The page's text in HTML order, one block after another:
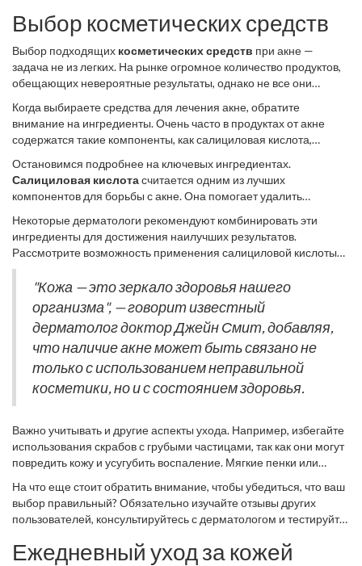
Выбор косметических средств
Выбор подходящих косметических средств при акне —
задача не из легких. На рынке огромное количество продуктов,
обещающих невероятные результаты, однако не все они
симптомы акне. Ведь то, что помогает одному человеку, может
не подойти другому. Например, кожа может быть жирной,
комбинированной или сухой, и для каждого типа требуется свой
подход.
Когда выбираете средства для лечения акне, обратите
внимание на ингредиенты. Очень часто в продуктах от акне
содержатся такие компоненты, как салициловая кислота,
воспаление и покраснение, а также предотвратить образование
новых высыпаний. Однако вы должны быть осторожны с
продуктами, содержащими большое количество спирта, так как
они могут пересушивать кожу, вызывая дополнительное
раздражение.
Остановимся подробнее на ключевых ингредиентах.
Салициловая кислотасчитается одним из лучших
компонентов для борьбы с акне. Она помогает удалить
отлично справляется с очищением кожи и предотвращением
появления акне, благодаря своей способности ускорять
обновление клеток. Эти ингредиенты работают по-разному, но
акне.
Некоторые дерматологи рекомендуют комбинировать эти
ингредиенты для достижения наилучших результатов.
Рассмотрите возможность применения салициловой кислоты
утром, а ретинола — ночью. Это поможет минимизировать
побочные эффекты и добиться максимального эффекта в
короткие сроки. Однако не стоит забывать о том, что кожа
каждого человека может реагировать на данные компоненты
по-разному. При любом дискомфорте необходимо прекратить
использование и проконсультироваться с врачом.
"Кожа — это зеркало здоровья нашего
организма", — говорит известный
дерматолог доктор Джейн Смит, добавляя,
что наличие акне может быть связано не
только с использованием неправильной
косметики, но и с состоянием здоровья.
Важно учитывать и другие аспекты ухода. Например, избегайте
использования скрабов с грубыми частицами, так как они могут
повредить кожу и усугубить воспаление. Мягкие пенки или
деликатным решением. И, конечно, не забывайте про
увлажнение. Даже если ваша кожа жирная, ей необходимо
увлажнение для поддержания баланса влаги.
На что еще стоит обратить внимание, чтобы убедиться, что ваш
выбор правильный? Обязательно изучайте отзывы других
пользователей, консультируйтесь с дерматологом и тестируйте
использованием. Подход к уходу за кожей должен быть
Ежедневный уход за кожей